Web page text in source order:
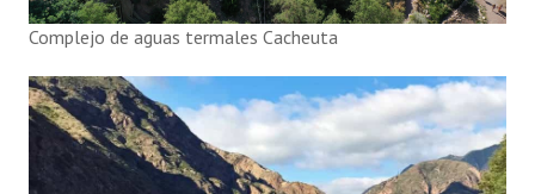
Complejo de aguas termales Cacheuta